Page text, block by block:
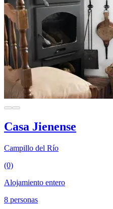
Casa Jienense
Campillo del Río
(0)
Alojamiento entero
8 personas